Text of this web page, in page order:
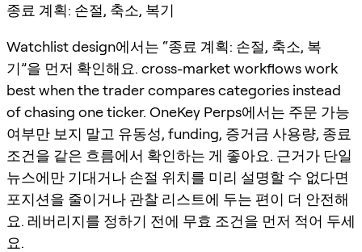
종료 계획: 손절, 축소, 복기
Watchlist design에서는 “종료 계획: 손절, 축소, 복
기”을 먼저 확인해요. cross-market workflows work
best when the trader compares categories instead
of chasing one ticker. OneKey Perps에서는 주문 가능
여부만 보지 말고 유동성, funding, 증거금 사용량, 종료
조건을 같은 흐름에서 확인하는 게 좋아요. 근거가 단일
뉴스에만 기대거나 손절 위치를 미리 설명할 수 없다면
포지션을 줄이거나 관찰 리스트에 두는 편이 더 안전해
요. 레버리지를 정하기 전에 무효 조건을 먼저 적어 두세
요.